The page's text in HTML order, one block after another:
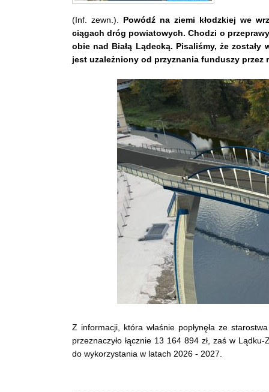
(Inf. zewn.). Powódź na ziemi kłodzkiej we
ciągach dróg powiatowych. Chodzi o
obie nad Białą Lądecką. Pisaliśmy, że
jest uzależniony od przyznania funduszy przez
Z informacji, która właśnie popłynęła ze
przeznaczyło łącznie 13 164 894 zł, zaś w
do wykorzystania w latach 2026 - 2027.